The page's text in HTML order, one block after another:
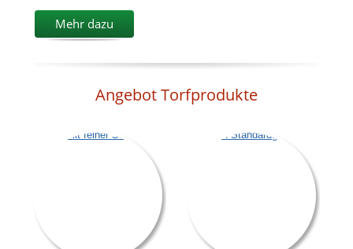
Mehr dazu
Angebot Torfprodukte